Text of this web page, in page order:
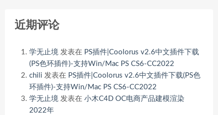
近期评论
学无止境 发表在 PS插件|Coolorus v2.6中文插件下载
(PS色环插件)-支持Win/Mac PS CS6-CC2022
chili 发表在 PS插件|Coolorus v2.6中文插件下载(PS色
环插件)-支持Win/Mac PS CS6-CC2022
学无止境 发表在 小木C4D OC电商产品建模渲染
2022年